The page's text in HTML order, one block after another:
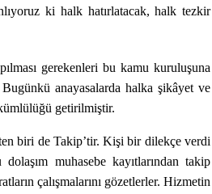
ki halk hatırlatacak, halk tezkir
gerekenleri bu kamu kuruluşuna
anayasalarda halka şikâyet ve
getirilmiştir.
biri de Takip’tir. Kişi bir dilekçe verdi
muhasebe kayıtlarından takip
çalışmalarını gözetlerler. Hizmetin